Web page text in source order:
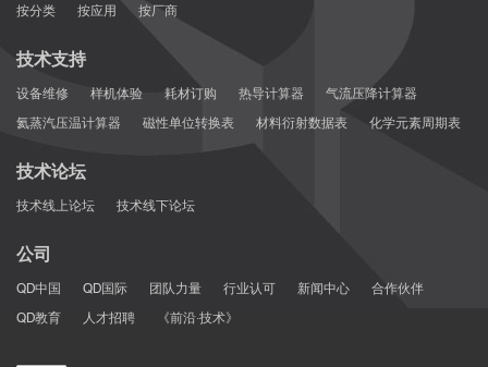
按分类 按应用 按厂商
技术支持
设备维修 样机体验 耗材订购 热导计算器
气流压降计算器
氦蒸汽压温计算器
磁性单位转换表 材料衍射数据表 化学元素周期表
技术论坛
技术线上论坛 技术线下论坛
公司
QD中国 QD国际 团队力量 行业认可 新闻中心
合作伙伴
QD教育
人才招聘 《前沿·技术》